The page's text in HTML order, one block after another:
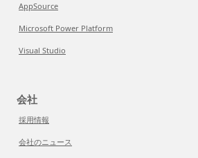
AppSource
Microsoft Power Platform
Visual Studio
会社
採用情報
会社のニュース